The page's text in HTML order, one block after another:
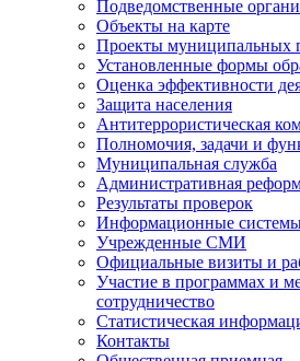
Подведомственные
Объекты на карте
Проекты муниципальных
Установленные формы
Оценка эффективности
Защита населения
Антитеррористическая
Полномочия, задачи и
Муниципальная служба
Административная
Результаты проверок
Информационные
Учрежденные СМИ
Официальные визиты и
Участие в программах и
сотрудничество
Статистическая
Контакты